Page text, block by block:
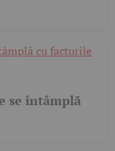
se întâmplă